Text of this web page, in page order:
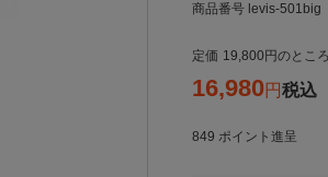
商品番号 levis-501big
定価 19,800 のところ
16,980 税込
849 ポイント進呈